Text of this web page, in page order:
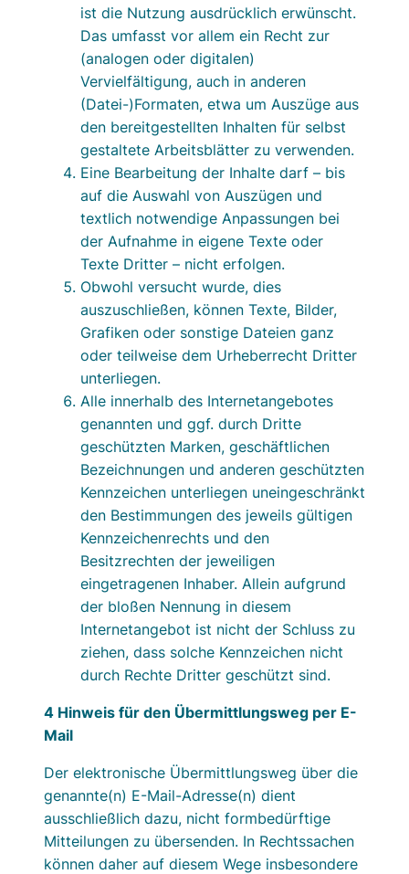
ist die Nutzung ausdrücklich erwünscht.
Das umfasst vor allem ein Recht zur
(analogen oder digitalen)
Vervielfältigung, auch in anderen
(Datei-)Formaten, etwa um Auszüge aus
den bereitgestellten Inhalten für selbst
gestaltete Arbeitsblätter zu verwenden.
Eine Bearbeitung der Inhalte darf – bis
auf die Auswahl von Auszügen und
textlich notwendige Anpassungen bei
der Aufnahme in eigene Texte oder
Texte Dritter – nicht erfolgen.
Obwohl versucht wurde, dies
auszuschließen, können Texte, Bilder,
Grafiken oder sonstige Dateien ganz
oder teilweise dem Urheberrecht Dritter
unterliegen.
Alle innerhalb des Internetangebotes
genannten und ggf. durch Dritte
geschützten Marken, geschäftlichen
Bezeichnungen und anderen geschützten
Kennzeichen unterliegen uneingeschränkt
den Bestimmungen des jeweils gültigen
Kennzeichenrechts und den
Besitzrechten der jeweiligen
eingetragenen Inhaber. Allein aufgrund
der bloßen Nennung in diesem
Internetangebot ist nicht der Schluss zu
ziehen, dass solche Kennzeichen nicht
durch Rechte Dritter geschützt sind.
4 Hinweis für den Übermittlungsweg per E-
Mail
Der elektronische Übermittlungsweg über die
genannte(n) E-Mail-Adresse(n) dient
ausschließlich dazu, nicht formbedürftige
Mitteilungen zu übersenden. In Rechtssachen
können daher auf diesem Wege insbesondere